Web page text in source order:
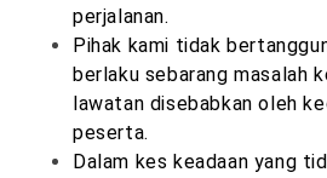
perjalanan.
Pihak kami tidak
berlaku sebarang masalah
lawatan disebabkan oleh
peserta.
Dalam kes keadaan yang